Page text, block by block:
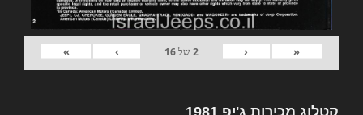
«
‹
2של16
›
»